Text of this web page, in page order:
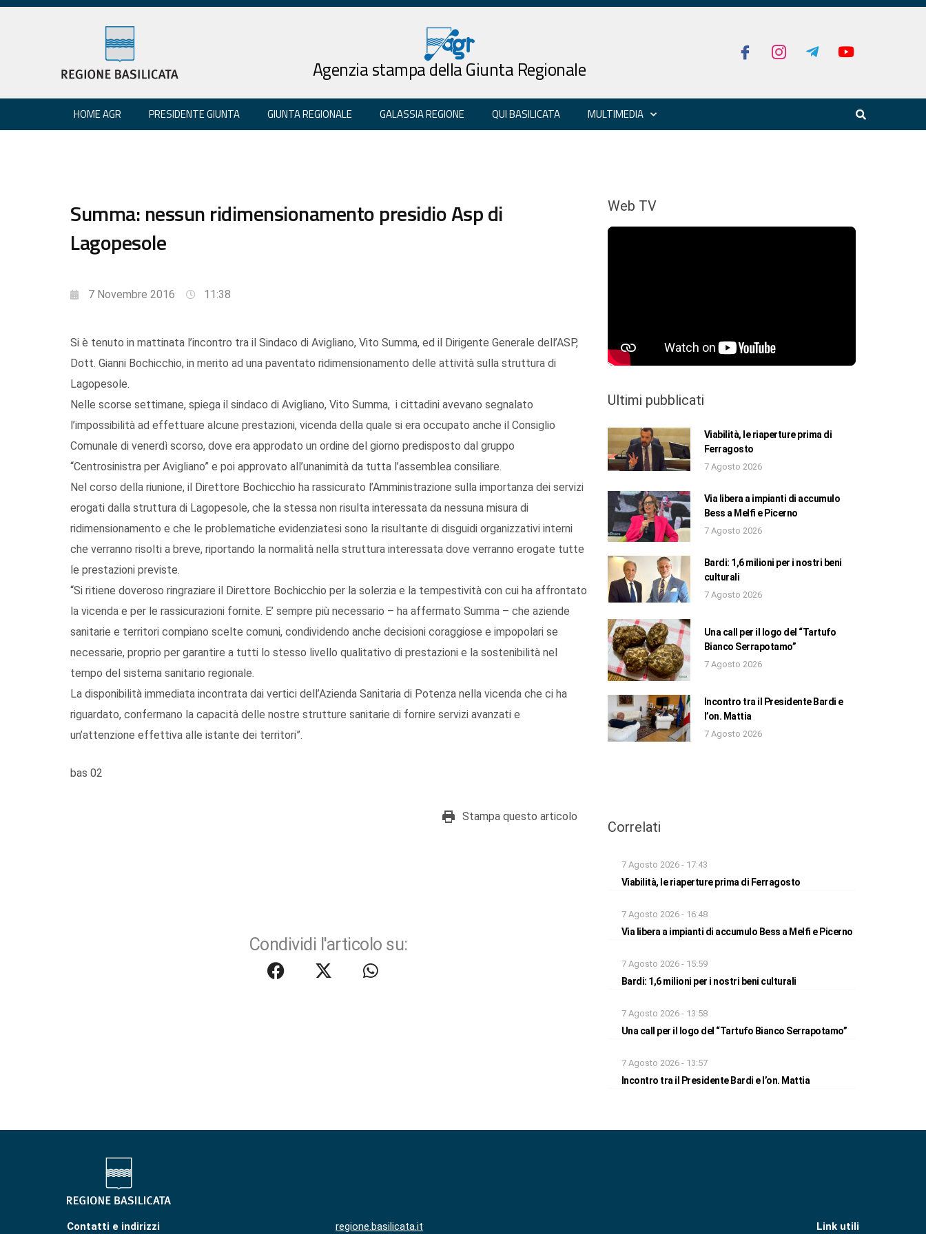
Agenzia stampa della Giunta Regionale
HOME AGR PRESIDENTE GIUNTA GIUNTA REGIONALE GALASSIA REGIONE QUI BASILICATA MULTIMEDIA
Summa: nessun ridimensionamento presidio Asp di
Lagopesole
7 Novembre 2016 11:38
Si è tenuto in mattinata l’incontro tra il Sindaco di Avigliano, Vito Summa, ed il Dirigente Generale dell’ASP,
Dott. Gianni Bochicchio, in merito ad una paventato ridimensionamento delle attività sulla struttura di
Lagopesole.
Nelle scorse settimane, spiega il sindaco di Avigliano, Vito Summa, i cittadini avevano segnalato
l’impossibilità ad effettuare alcune prestazioni, vicenda della quale si era occupato anche il Consiglio
Comunale di venerdì scorso, dove era approdato un ordine del giorno predisposto dal gruppo
“Centrosinistra per Avigliano” e poi approvato all’unanimità da tutta l’assemblea consiliare.
Nel corso della riunione, il Direttore Bochicchio ha rassicurato l’Amministrazione sulla importanza dei servizi
erogati dalla struttura di Lagopesole, che la stessa non risulta interessata da nessuna misura di
ridimensionamento e che le problematiche evidenziatesi sono la risultante di disguidi organizzativi interni
che verranno risolti a breve, riportando la normalità nella struttura interessata dove verranno erogate tutte
le prestazioni previste.
“Si ritiene doveroso ringraziare il Direttore Bochicchio per la solerzia e la tempestività con cui ha affrontato
la vicenda e per le rassicurazioni fornite. E’ sempre più necessario – ha affermato Summa – che aziende
sanitarie e territori compiano scelte comuni, condividendo anche decisioni coraggiose e impopolari se
necessarie, proprio per garantire a tutti lo stesso livello qualitativo di prestazioni e la sostenibilità nel
tempo del sistema sanitario regionale.
La disponibilità immediata incontrata dai vertici dell’Azienda Sanitaria di Potenza nella vicenda che ci ha
riguardato, confermano la capacità delle nostre strutture sanitarie di fornire servizi avanzati e
un’attenzione effettiva alle istante dei territori”.
bas 02
Stampa questo articolo
Condividi l'articolo su:
Web TV
Ultimi pubblicati
Viabilità, le riaperture prima di
Ferragosto
7 Agosto 2026
Via libera a impianti di accumulo
Bess a Melfi e Picerno
7 Agosto 2026
Bardi: 1,6 milioni per i nostri beni
culturali
7 Agosto 2026
Una call per il logo del “Tartufo
Bianco Serrapotamo”
7 Agosto 2026
Incontro tra il Presidente Bardi e
l’on. Mattia
7 Agosto 2026
Correlati
7 Agosto 2026 - 17:43
Viabilità, le riaperture prima di Ferragosto
7 Agosto 2026 - 16:48
Via libera a impianti di accumulo Bess a Melfi e Picerno
7 Agosto 2026 - 15:59
Bardi: 1,6 milioni per i nostri beni culturali
7 Agosto 2026 - 13:58
Una call per il logo del “Tartufo Bianco Serrapotamo”
7 Agosto 2026 - 13:57
Incontro tra il Presidente Bardi e l’on. Mattia
Contatti e indirizzi regione.basilicata.it Link utili